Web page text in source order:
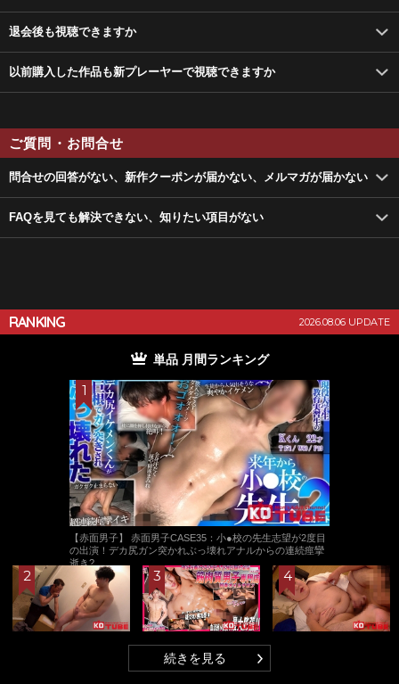
退会後も視聴できますか
以前購入した作品も新プレーヤーで視聴できますか
ご質問・お問合せ
問合せの回答がない、新作クーポンが届かない、メルマガが届かない
FAQを見ても解決できない、知りたい項目がない
RANKING 2026.08.06 UPDATE
単品 月間ランキング
【赤面男子】 赤面男子CASE35：小●校の先生志望が2度目
の出演！デカ尻ガン突かれぶっ壊れアナルからの連続痙攣
逝き?
続きを見る